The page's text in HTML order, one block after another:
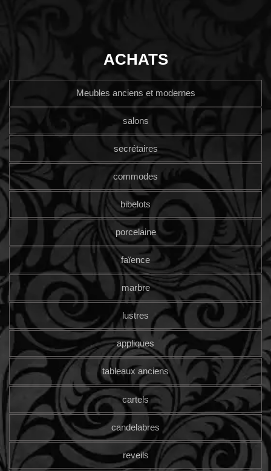
ACHATS
Meubles anciens et modernes
salons
secrétaires
commodes
bibelots
porcelaine
faïence
marbre
lustres
appliques
tableaux anciens
cartels
candelabres
reveils